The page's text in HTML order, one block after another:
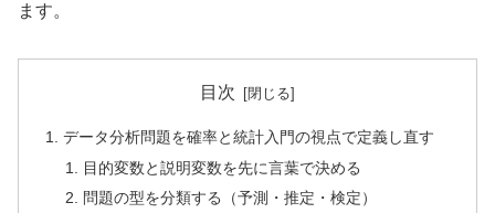
ます。
目次
データ分析問題を確率と統計入門の視点で定義し直す
目的変数と説明変数を先に言葉で決める
問題の型を分類する（予測・推定・検定）